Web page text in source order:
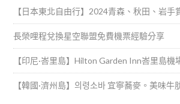
【日本東北自由行】2024青森、秋田、岩手
長榮哩程兌換星空聯盟免費機票經驗分享
【印尼·峇里島】Hilton Garden Inn峇里島
【韓國·濟州島】의령소바 宜寧蕎麥。美味牛